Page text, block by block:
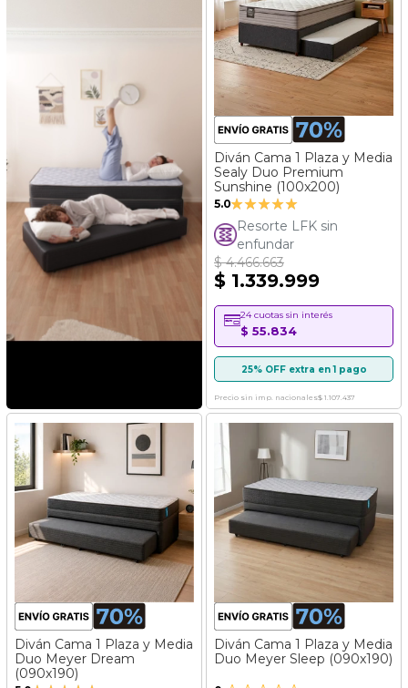
Diván Cama 1 Plaza y Media
Sealy Duo Premium
Sunshine (100x200)
5.0Valoración:
100%
Resorte LFK sin
enfundar
$ 4.466.663
$ 1.339.999
24 cuotas sin interés
$ 55.834
25% OFF extra en 1 pago
Precio sin imp. nacionales$ 1.107.437
Diván Cama 1 Plaza y Media
Duo Meyer Dream
(090x190)
Diván Cama 1 Plaza y Media
Duo Meyer Sleep (090x190)